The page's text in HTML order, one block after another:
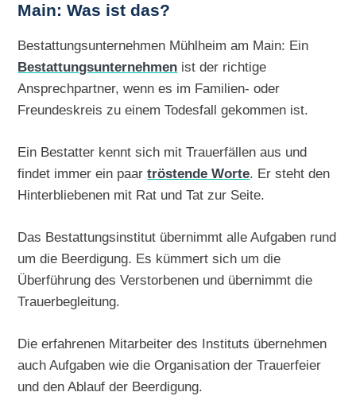
Main: Was ist das?
Bestattungsunternehmen Mühlheim am Main: Ein
Bestattungsunternehmen ist der richtige
Ansprechpartner, wenn es im Familien- oder
Freundeskreis zu einem Todesfall gekommen ist.
Ein Bestatter kennt sich mit Trauerfällen aus und
findet immer ein paartröstende Worte. Er steht den
Hinterbliebenen mit Rat und Tat zur Seite.
Das Bestattungsinstitut übernimmt alle Aufgaben rund
um die Beerdigung. Es kümmert sich um die
Überführung des Verstorbenen und übernimmt die
Trauerbegleitung.
Die erfahrenen Mitarbeiter des Instituts übernehmen
auch Aufgaben wie die Organisation der Trauerfeier
und den Ablauf der Beerdigung.